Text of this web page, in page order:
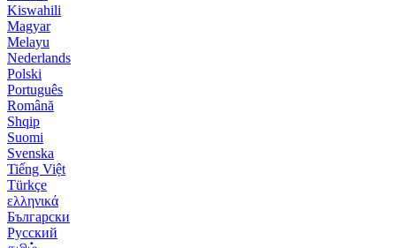
Kiswahili
Magyar
Melayu
Nederlands
Polski
Português
Română
Shqip
Suomi
Svenska
Tiếng Việt
Türkçe
ελληνικά
Български
Русский